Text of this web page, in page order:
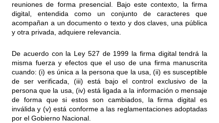
reuniones de forma presencial. Bajo este contexto, la firma
digital, entendida como un conjunto de caracteres que
acompañan a un documento o texto y dos claves, una pública
y otra privada, adquiere relevancia.
De acuerdo con la Ley 527 de 1999 la firma digital tendrá la
misma fuerza y efectos que el uso de una firma manuscrita
cuando: (i) es única a la persona que la usa, (ii) es susceptible
de ser verificada, (iii) está bajo el control exclusivo de la
persona que la usa, (iv) está ligada a la información o mensaje
de forma que si estos son cambiados, la firma digital es
inválida y (v) está conforme a las reglamentaciones adoptadas
por el Gobierno Nacional.